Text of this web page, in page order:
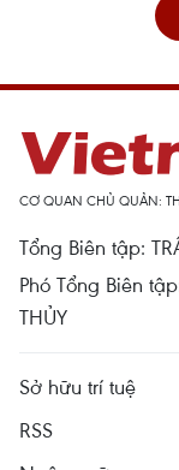
CƠ QUAN CHỦ QUẢN:
Tổng Biên tập:
Phó Tổng Biên
THỦY
Sở hữu trí tuệ
RSS